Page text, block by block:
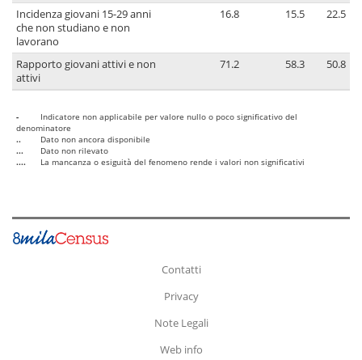
Incidenza giovani 15-29 anni
che non studiano e non
lavorano
16.8 15.5 22.5
Rapporto giovani attivi e non
attivi
71.2 58.3 50.8
-
Indicatore non applicabile per valore nullo o poco significativo del
denominatore
..
Dato non ancora disponibile
...
Dato non rilevato
....
La mancanza o esiguità del fenomeno rende i valori non significativi
Contatti
Privacy
Note Legali
Web info